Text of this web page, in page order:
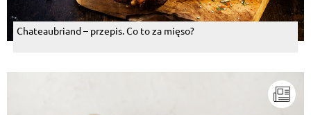
Chateaubriand – przepis. Co to za mięso?